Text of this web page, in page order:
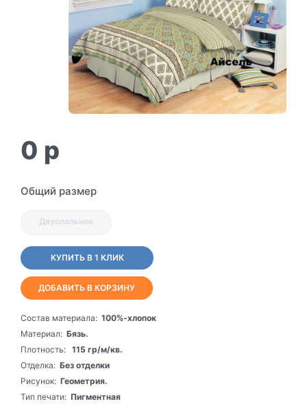
0 p
Общий размер
Двуспальное
КУПИТЬ В 1 КЛИК
ДОБАВИТЬ В КОРЗИНУ
Состав материала: 100%-хлопок
Материал: Бязь.
Плотность: 115 гр/м/кв.
Отделка: Без отделки
Рисунок: Геометрия.
Тип печати: Пигментная